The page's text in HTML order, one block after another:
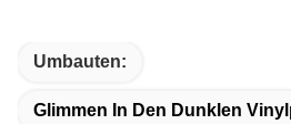
Umbauten:
Glimmen In Den Dunklen